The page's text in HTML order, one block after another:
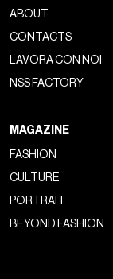
ABOUT
CONTACTS
LAVORA CON NOI
NSS FACTORY
MAGAZINE
FASHION
CULTURE
PORTRAIT
BEYOND FASHION